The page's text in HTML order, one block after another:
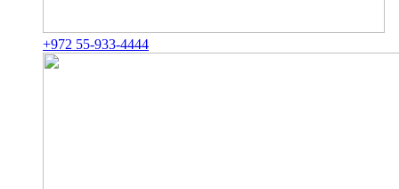
+972 55-933-4444